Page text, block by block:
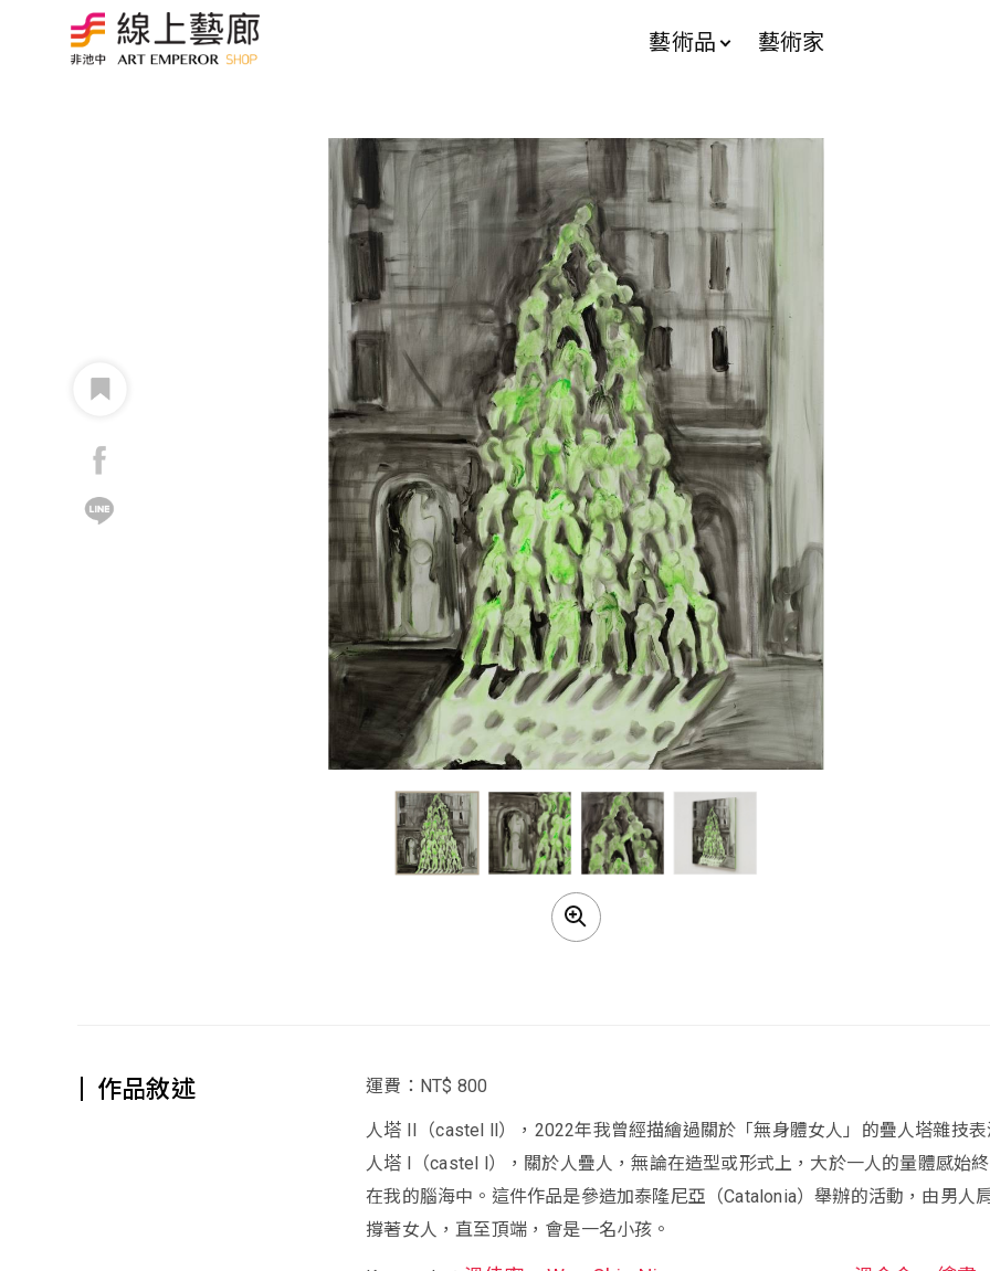
藝術品 藝術家
作品敘述 運費：NT$ 800
人塔 II（castel ll），2022年我曾經描繪過關於「無身體女人」的疊人塔雜技表
人塔 I（castel l），關於人疊人，無論在造型或形式上，大於一人的量體感始
在我的腦海中。這件作品是參造加泰隆尼亞（Catalonia）舉辦的活動，由男人
撐著女人，直至頂端，會是一名小孩。